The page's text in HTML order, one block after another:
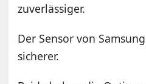
zuverlässiger.
Der Sensor von
sicherer.